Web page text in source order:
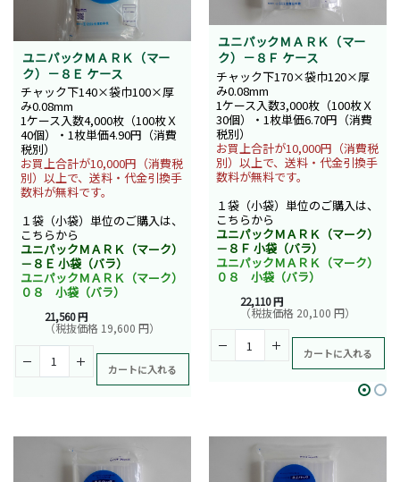
ユニパックＭＡＲＫ（マー
ク）－８Ｅ ケース
チャック下140×袋巾100×厚
み0.08mm
1ケース入数4,000枚（100枚Ｘ
40個）・1枚単価4.90円（消費
税別）
お買上合計が10,000円（消費税
別）以上で、送料・代金引換手
数料が無料です。
１袋（小袋）単位のご購入は、
こちらから
ユニパックＭＡＲＫ（マーク）
－８Ｅ 小袋（バラ）
ユニパックＭＡＲＫ（マーク）
０８ 小袋（バラ）
21,560 円
（税抜価格 19,600 円）
カートに入れる
ユニパックＭＡＲＫ（マー
ク）－８Ｆ ケース
チャック下170×袋巾120×厚
み0.08mm
1ケース入数3,000枚（100枚Ｘ
30個）・1枚単価6.70円（消費
税別）
お買上合計が10,000円（消費税
別）以上で、送料・代金引換手
数料が無料です。
１袋（小袋）単位のご購入は、
こちらから
ユニパックＭＡＲＫ（マーク）
－８Ｆ 小袋（バラ）
ユニパックＭＡＲＫ（マーク）
０８ 小袋（バラ）
22,110 円
（税抜価格 20,100 円）
カートに入れる